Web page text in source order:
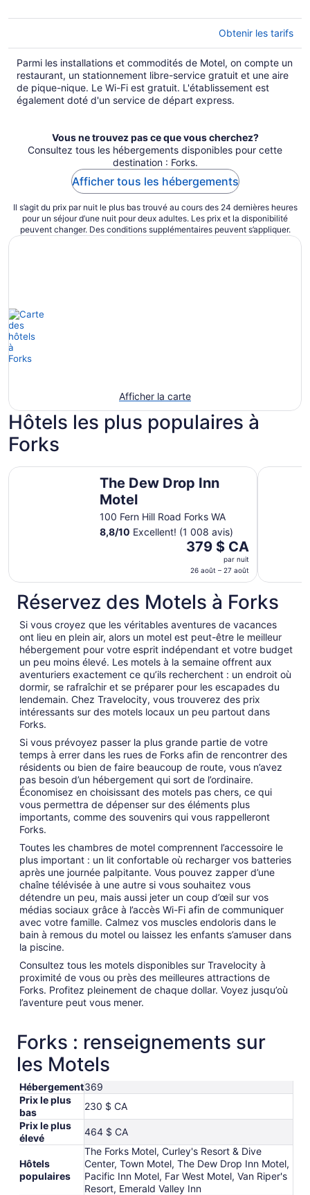
Obtenir les tarifs
Parmi les installations et commodités de Motel, on compte un
restaurant, un stationnement libre-service gratuit et une aire
de pique-nique. Le Wi-Fi est gratuit. L'établissement est
également doté d'un service de départ express.
Vous ne trouvez pas ce que vous cherchez?
Consultez tous les hébergements disponibles pour cette
destination : Forks.
Afficher tous les hébergements
Il s’agit du prix par nuit le plus bas trouvé au cours des 24 dernières heures
pour un séjour d’une nuit pour deux adultes. Les prix et la disponibilité
peuvent changer. Des conditions supplémentaires peuvent s’appliquer.
Afficher la carte
Hôtels les plus populaires à
Forks
The Dew Drop Inn
Motel
100 Fern Hill Road Forks WA
8,8/10 Excellent! (1 008 avis)
Le
est
de 379 $ CA
par
nuit
du 26
août
au 27
août
379 $ CA
par nuit
26 août – 27 août
The Dew Drop Inn Motel The
Réservez des Motels à Forks
Si vous croyez que les véritables aventures de vacances
ont lieu en plein air, alors un motel est peut-être le meilleur
hébergement pour votre esprit indépendant et votre budget
un peu moins élevé. Les motels à la semaine offrent aux
aventuriers exactement ce qu’ils recherchent : un endroit où
dormir, se rafraîchir et se préparer pour les escapades du
lendemain. Chez Travelocity, vous trouverez des prix
intéressants sur des motels locaux un peu partout dans
Forks.
Si vous prévoyez passer la plus grande partie de votre
temps à errer dans les rues de Forks afin de rencontrer des
résidents ou bien de faire beaucoup de route, vous n’avez
pas besoin d’un hébergement qui sort de l’ordinaire.
Économisez en choisissant des motels pas chers, ce qui
vous permettra de dépenser sur des éléments plus
importants, comme des souvenirs qui vous rappelleront
Forks.
Toutes les chambres de motel comprennent l’accessoire le
plus important : un lit confortable où recharger vos batteries
après une journée palpitante. Vous pouvez zapper d’une
chaîne télévisée à une autre si vous souhaitez vous
détendre un peu, mais aussi jeter un coup d’œil sur vos
médias sociaux grâce à l’accès Wi-Fi afin de communiquer
avec votre famille. Calmez vos muscles endoloris dans le
bain à remous du motel ou laissez les enfants s’amuser dans
la piscine.
Consultez tous les motels disponibles sur Travelocity à
proximité de vous ou près des meilleures attractions de
Forks. Profitez pleinement de chaque dollar. Voyez jusqu’où
l’aventure peut vous mener.
Forks : renseignements sur
les Motels
Hébergement369
Prix le plus
bas
230 $ CA
Prix le plus
élevé
464 $ CA
Hôtels
populaires
The Forks Motel, Curley's Resort & Dive
Center, Town Motel, The Dew Drop Inn Motel,
Pacific Inn Motel, Far West Motel, Van Riper's
Resort, Emerald Valley Inn